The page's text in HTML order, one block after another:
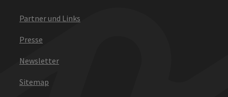
Partner und Links
Presse
Newsletter
Sitemap